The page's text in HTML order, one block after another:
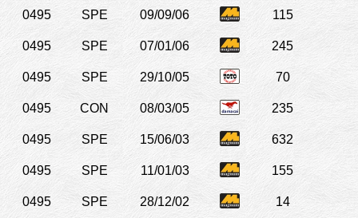
0495 SPE 09/09/06 115
0495 SPE 07/01/06 245
0495 SPE 29/10/05 70
0495 CON 08/03/05 235
0495 SPE 15/06/03 632
0495 SPE 11/01/03 155
0495 SPE 28/12/02 14